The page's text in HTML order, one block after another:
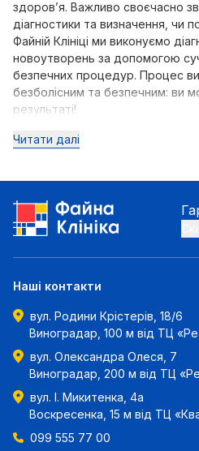
здоров’я. Важливо своєчасно
діагностики та визначення, чи
Файній Клініці ми виконуємо
новоутворень за допомогою
безпечних процедур. Процес
безболісним та безпечним: ви
результаті!
Читати далі
Наші контакти
вул. Родини Крістерів, 18/6
Виноградар, 100 м від ТЦ
вул. Олександра Олеся, 7
Виноградар, 200 м від ТЦ
вул. І. Микитенка, 4а
Воскресенка, 15 м від ТЦ
099 555 77 00